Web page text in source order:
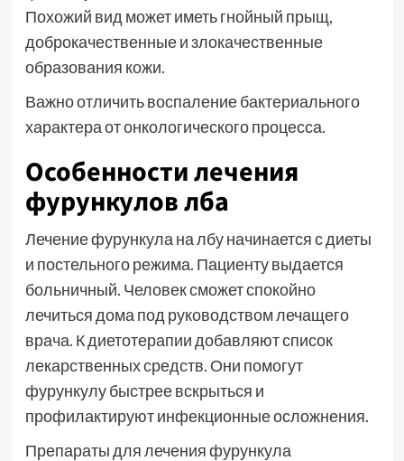
Похожий вид может иметь гнойный прыщ,
доброкачественные и злокачественные
образования кожи.
Важно отличить воспаление бактериального
характера от онкологического процесса.
Особенности лечения
фурункулов лба
Лечение фурункула на лбу начинается с диеты
и постельного режима. Пациенту выдается
больничный. Человек сможет спокойно
лечиться дома под руководством лечащего
врача. К диетотерапии добавляют список
лекарственных средств. Они помогут
фурункулу быстрее вскрыться и
профилактируют инфекционные осложнения.
Препараты для лечения фурункула